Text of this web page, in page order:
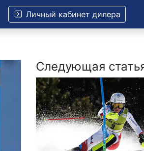
Личный кабинет дилера
Следующая